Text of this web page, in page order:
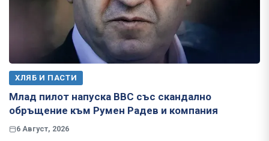
ХЛЯБ И ПАСТИ
Млад пилот напуска ВВС със скандално
обръщение към Румен Радев и компания
6 Август, 2026